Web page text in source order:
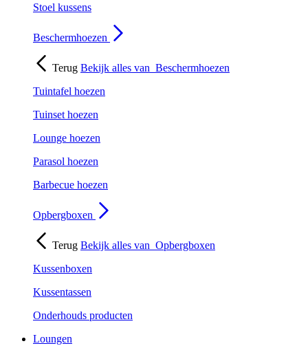
Stoel kussens
Beschermhoezen
Terug Bekijk alles van Beschermhoezen
Tuintafel hoezen
Tuinset hoezen
Lounge hoezen
Parasol hoezen
Barbecue hoezen
Opbergboxen
Terug Bekijk alles van Opbergboxen
Kussenboxen
Kussentassen
Onderhouds producten
Loungen